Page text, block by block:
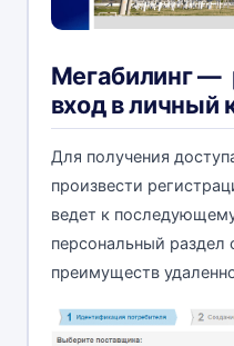
Мегабилинг —
вход в личный
Для получения
произвести
ведет к
персональный раздел
преимуществ